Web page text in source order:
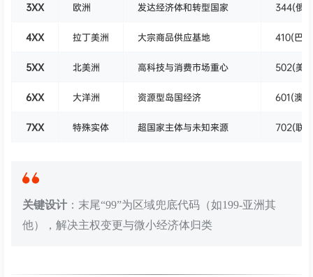
3XX 欧洲 发达经济体和转型国家 344(俄
4XX 拉丁美洲 大宗商品供应基地 410(巴
5XX 北美洲 高科技与消费市场重心 502(美
6XX 大洋洲 资源型岛国经济 601(澳
7XX 特殊实体 超国家主体与未知来源 702(联
关键设计 ：末尾“99”为区域兜底代码（如199-亚洲其
他），解决主权变更与微小经济体归类